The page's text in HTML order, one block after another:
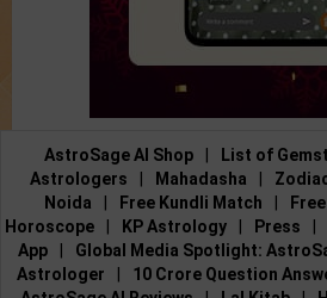
AstroSage AI Shop List of
Astrologers
Mahadasha
Noida
Free Kundli Match
Horoscope
KP Astrology Press
App
Global Media Spotlight:
Astrologer
10 Crore Question